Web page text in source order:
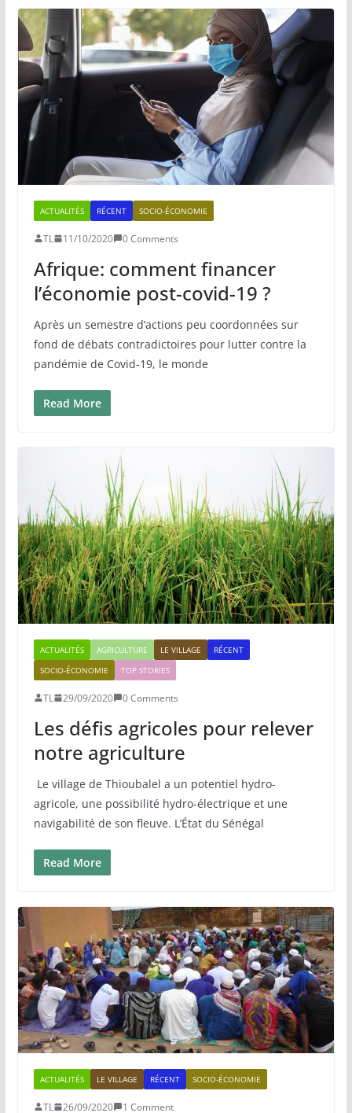
ACTUALITÉS RÉCENT SOCIO-ÉCONOMIE
TL 11/10/2020 0 Comments
Afrique: comment financer
l’économie post-covid-19 ?
Après un semestre d’actions peu coordonnées sur
fond de débats contradictoires pour lutter contre la
pandémie de Covid-19, le monde
Read More
ACTUALITÉS AGRICULTURE LE VILLAGE
RÉCENT
SOCIO-ÉCONOMIE
TOP STORIES
TL 29/09/2020 0 Comments
Les défis agricoles pour relever
notre agriculture
Le village de Thioubalel a un potentiel hydro-
agricole, une possibilité hydro-électrique et une
navigabilité de son fleuve. L’État du Sénégal
Read More
ACTUALITÉS LE VILLAGE RÉCENT SOCIO-ÉCONOMIE
TL 26/09/2020 1 Comment